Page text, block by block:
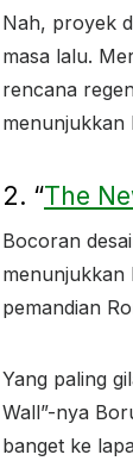
Nah, proyek
masa lalu.
rencana
menunjukkan
2. “The
Bocoran
menunjukkan
pemandian
Yang paling
Wall”-nya
banget ke